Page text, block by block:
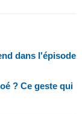
dans l'épisode
? Ce geste qui